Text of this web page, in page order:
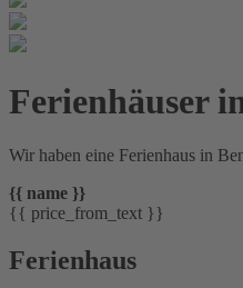
Ferienhäuser
Wir haben eine Ferienhaus in
{{ name }}
{{ price_from_text }}
Ferienhaus